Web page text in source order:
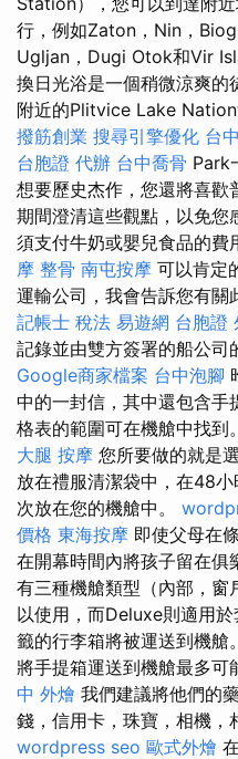
行，例如Zaton，Nin，
Ugljan，Dugi Otok和Vir
換日光浴是一個稍微涼爽的
附近的Plitvice Lake
撥筋創業 搜尋引擎優化 台
台胞證 代辦 台中喬骨 Park
想要歷史杰作，您還將喜
期間澄清這些觀點，以免您
須支付牛奶或嬰兒食品的費
摩 整骨 南屯按摩 可以肯定
運輸公司，我會告訴您有關
記帳士 稅法 易遊網 台胞證
記錄並由雙方簽署的船公司
Google商家檔案 台中泡腳
中的一封信，其中還包含
格表的範圍可在機艙中找到
大腿 按摩 您所要做的就是
放在禮服清潔袋中，在48
次放在您的機艙中。
價格 東海按摩 即使父母在
在開幕時間內將孩子留在俱
有三種機艙類型（內部，窗
以使用，而Deluxe則適用
籤的行李箱將被運送到機艙
將手提箱運送到機艙最多可
中 外燴 我們建議將他們的
錢，信用卡，珠寶，相機，
wordpress seo 歐式外燴